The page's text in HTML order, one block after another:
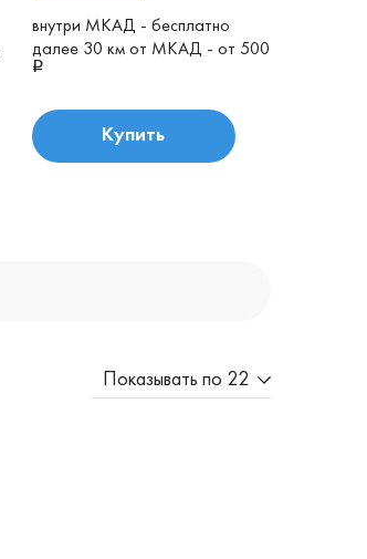
внутри МКАД - бесплатно
далее 30 км от МКАД - от 500
Купить
Показывать по 22